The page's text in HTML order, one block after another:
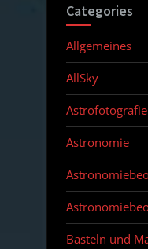
Categories
Allgemeines
AllSky
Astrofotografie
Astronomie
Basteln und